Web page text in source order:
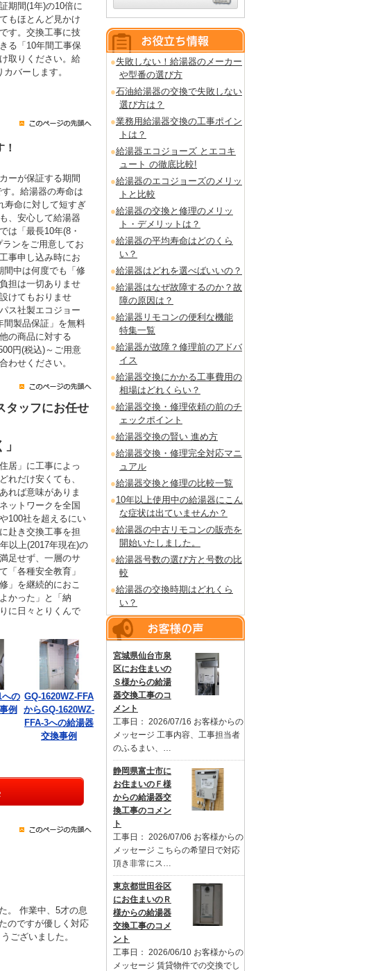
失敗しない！給湯器のメーカー
や型番の選び方
石油給湯器の交換で失敗しない
選び方は？
業務用給湯器交換の工事ポイン
トは？
給湯器エコジョーズ とエコキ
ュート の徹底比較!
給湯器のエコジョーズのメリッ
トと比較
給湯器の交換と修理のメリッ
ト・デメリットは？
給湯器の平均寿命はどのくら
い？
給湯器はどれを選べばいいの？
給湯器はなぜ故障するのか？故
障の原因は？
給湯器リモコンの便利な機能
特集一覧
給湯器が故障？修理前のアドバ
イス
給湯器交換にかかる工事費用の
相場はどれくらい？
給湯器交換・修理依頼の前のチ
ェックポイント
給湯器交換の賢い 進め方
給湯器交換・修理完全対応マニ
ュアル
給湯器交換と修理の比較一覧
10年以上使用中の給湯器にこん
な症状は出ていませんか？
給湯器の中古リモコンの販売を
開始いたしました。
給湯器号数の選び方と号数の比
較
給湯器の交換時期はどれくら
い？
宮城県仙台市泉
区にお住まいの
Ｓ様からの給湯
器交換工事のコ
メント
工事日： 2026/07/16 お客様からの
メッセージ 工事内容、工事担当者
のふるまい、…
静岡県富士市に
お住まいのＦ様
からの給湯器交
換工事のコメン
ト
工事日： 2026/07/06 お客様からの
メッセージ こちらの希望日で対応
頂き非常にス…
東京都世田谷区
にお住まいのＲ
様からの給湯器
交換工事のコメ
ント
工事日： 2026/06/10 お客様からの
メッセージ 賃貸物件での交換でし
期間(1年)の10倍に
もほとんど見かけ
す。交換工事に技
る「10年間工事保
取りください。給
バーします。
ーが保証する期間
。給湯器の寿命は
寿命に対して短すぎ
、安心して給湯器
は「最長10年(8・
ンをご用意してお
事申し込み時にお
間中は何度でも「修
担は一切ありませ
けてもおりませ
ス社製エコジョー
間製品保証」を無料
の商品に対する
円(税込)～ご用意
わせください。
タッフにお任せ
居」に工事によっ
れだけ安くても、
れば意味がありま
ットワークを全国
100社を超えるにい
赴き交換工事を担
以上(2017年現在)の
足せず、一層のサ
「各種安全教育」
」を継続的におこ
かった」と「納
に日々とりくんで
への
例
GQ-1620WZ-FFA
からGQ-1620WZ-
FFA-3への給湯器
交換事例
。 作業中、5才の息
のですが優しく対応
ございました。